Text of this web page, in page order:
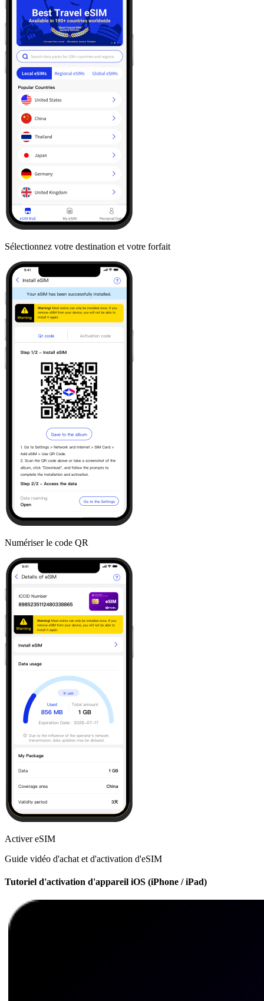
Sélectionnez votre destination et votre forfait
Numériser le code QR
Activer eSIM
Guide vidéo d'achat et d'activation d'eSIM
Tutoriel d'activation d'appareil iOS (iPhone / iPad)